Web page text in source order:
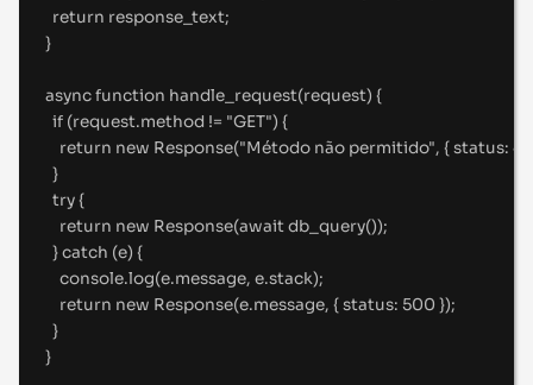
return response_text;
}
async function handle_request(request) {
if (request.method != "GET") {
return new Response("Método não permitido", { status:
}
try {
return new Response(await db_query());
} catch (e) {
console.log(e.message, e.stack);
return new Response(e.message, { status: 500 });
}
}